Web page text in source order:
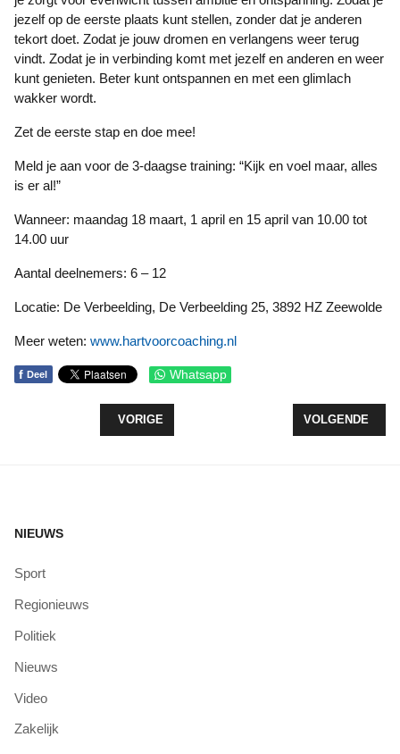
jezelf op de eerste plaats kunt stellen, zonder dat je anderen
tekort doet. Zodat je jouw dromen en verlangens weer terug
vindt. Zodat je in verbinding komt met jezelf en anderen en weer
kunt genieten. Beter kunt ontspannen en met een glimlach
wakker wordt.
Zet de eerste stap en doe mee!
Meld je aan voor de 3-daagse training: “Kijk en voel maar, alles
is er al!”
Wanneer: maandag 18 maart, 1 april en 15 april van 10.00 tot
14.00 uur
Aantal deelnemers: 6 – 12
Locatie: De Verbeelding, De Verbeelding 25, 3892 HZ Zeewolde
Meer weten: www.hartvoorcoaching.nl
f Deel Whatsapp
VORIG ARTIKEL: MAANDAG 11 FEBRUARI 2019
VORIGE VOLGENDE
VOLGENDE
NIEUWS
Sport
Regionieuws
Politiek
Nieuws
Video
Zakelijk